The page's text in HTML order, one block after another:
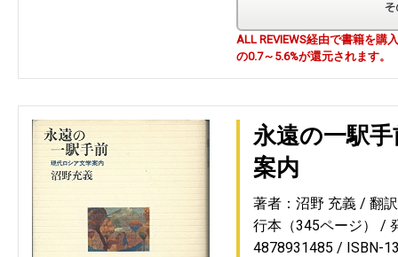
ALL REVIEWS経由で書籍を購
の0.7～5.6%が還元されます。
永遠の一駅
案内
著者：沼野 充義
翻
行本（345ページ）
4878931485
ISBN-